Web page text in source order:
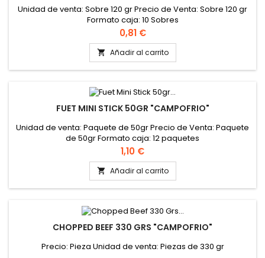
Unidad de venta: Sobre 120 gr Precio de Venta: Sobre 120 gr
Formato caja: 10 Sobres
Precio
0,81 €
 Añadir al carrito
FUET MINI STICK 50GR "CAMPOFRIO"
Unidad de venta: Paquete de 50gr Precio de Venta: Paquete
de 50gr Formato caja: 12 paquetes
Precio
1,10 €
 Añadir al carrito
CHOPPED BEEF 330 GRS "CAMPOFRIO"
Precio: Pieza Unidad de venta: Piezas de 330 gr